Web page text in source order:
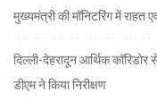
मुख्यमंत्री की मॉनिटरिंग में राहत
दिल्ली-देहरादून आर्थिक कॉरिडोर
डीएम ने किया निरीक्षण